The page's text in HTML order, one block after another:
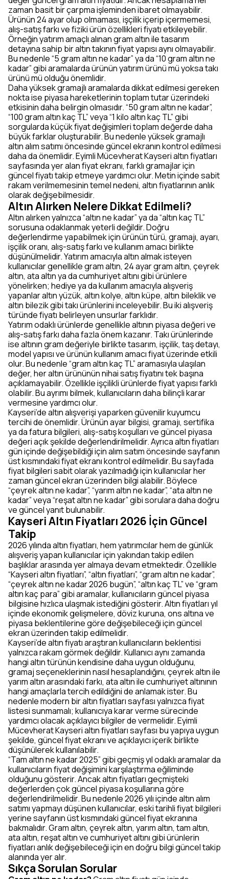
zaman basit bir çarpma işleminden ibaret olmayabilir.
Ürünün 24 ayar olup olmaması, işçilik içerip içermemesi,
alış-satış farkı ve fiziki ürün özellikleri fiyatı etkileyebilir.
Örneğin yatırım amaçlı alınan gram altın ile tasarım
detayına sahip bir altın takının fiyat yapısı aynı olmayabilir.
Bu nedenle “5 gram altın ne kadar” ya da “10 gram altın ne
kadar” gibi aramalarda ürünün yatırım ürünü mü yoksa takı
ürünü mü olduğu önemlidir.
Daha yüksek gramajlı aramalarda dikkat edilmesi gereken
nokta ise piyasa hareketlerinin toplam tutar üzerindeki
etkisinin daha belirgin olmasıdır. “50 gram altın ne kadar”,
“100 gram altın kaç TL” veya “1 kilo altın kaç TL” gibi
sorgularda küçük fiyat değişimleri toplam değerde daha
büyük farklar oluşturabilir. Bu nedenle yüksek gramajlı
altın alım satımı öncesinde güncel ekranın kontrol edilmesi
daha da önemlidir. Eyimli Mücevherat Kayseri altın fiyatları
sayfasında yer alan fiyat ekranı, farklı gramajlar için
güncel fiyatı takip etmeye yardımcı olur. Metin içinde sabit
rakam verilmemesinin temel nedeni, altın fiyatlarının anlık
olarak değişebilmesidir.
Altın Alırken Nelere Dikkat Edilmeli?
Altın alırken yalnızca “altın ne kadar” ya da “altın kaç TL”
sorusuna odaklanmak yeterli değildir. Doğru
değerlendirme yapabilmek için ürünün türü, gramajı, ayarı,
işçilik oranı, alış-satış farkı ve kullanım amacı birlikte
düşünülmelidir. Yatırım amacıyla altın almak isteyen
kullanıcılar genellikle gram altın, 24 ayar gram altın, çeyrek
altın, ata altın ya da cumhuriyet altını gibi ürünlere
yönelirken; hediye ya da kullanım amacıyla alışveriş
yapanlar altın yüzük, altın kolye, altın küpe, altın bileklik ve
altın bilezik gibi takı ürünlerini inceleyebilir. Bu iki alışveriş
türünde fiyatı belirleyen unsurlar farklıdır.
Yatırım odaklı ürünlerde genellikle altının piyasa değeri ve
alış-satış farkı daha fazla önem kazanır. Takı ürünlerinde
ise altının gram değeriyle birlikte tasarım, işçilik, taş detayı,
model yapısı ve ürünün kullanım amacı fiyat üzerinde etkili
olur. Bu nedenle “gram altın kaç TL” aramasıyla ulaşılan
değer, her altın ürününün nihai satış fiyatını tek başına
açıklamayabilir. Özellikle işçilikli ürünlerde fiyat yapısı farklı
olabilir. Bu ayrımı bilmek, kullanıcıların daha bilinçli karar
vermesine yardımcı olur.
Kayseri’de altın alışverişi yaparken güvenilir kuyumcu
tercihi de önemlidir. Ürünün ayar bilgisi, gramajı, sertifika
ya da fatura bilgileri, alış-satış koşulları ve güncel piyasa
değeri açık şekilde değerlendirilmelidir. Ayrıca altın fiyatları
gün içinde değişebildiği için alım satım öncesinde sayfanın
üst kısmındaki fiyat ekranı kontrol edilmelidir. Bu sayfada
fiyat bilgileri sabit olarak yazılmadığı için kullanıcılar her
zaman güncel ekran üzerinden bilgi alabilir. Böylece
“çeyrek altın ne kadar”, “yarım altın ne kadar”, “ata altın ne
kadar” veya “reşat altın ne kadar” gibi sorulara daha doğru
ve güncel yanıt bulunabilir.
Kayseri Altın Fiyatları 2026 İçin Güncel
Takip
2026 yılında altın fiyatları, hem yatırımcılar hem de günlük
alışveriş yapan kullanıcılar için yakından takip edilen
başlıklar arasında yer almaya devam etmektedir. Özellikle
“Kayseri altın fiyatları”, “altın fiyatları”, “gram altın ne kadar”,
“çeyrek altın ne kadar 2026 bugün”, “altın kaç TL” ve “gram
altın kaç para” gibi aramalar, kullanıcıların güncel piyasa
bilgisine hızlıca ulaşmak istediğini gösterir. Altın fiyatları yıl
içinde ekonomik gelişmelere, döviz kuruna, ons altına ve
piyasa beklentilerine göre değişebileceği için güncel
ekran üzerinden takip edilmelidir.
Kayseri’de altın fiyatı araştıran kullanıcıların beklentisi
yalnızca rakam görmek değildir. Kullanıcı aynı zamanda
hangi altın türünün kendisine daha uygun olduğunu,
gramaj seçeneklerinin nasıl hesaplandığını, çeyrek altın ile
yarım altın arasındaki farkı, ata altın ile cumhuriyet altınının
hangi amaçlarla tercih edildiğini de anlamak ister. Bu
nedenle modern bir altın fiyatları sayfası yalnızca fiyat
listesi sunmamalı; kullanıcıya karar verme sürecinde
yardımcı olacak açıklayıcı bilgiler de vermelidir. Eyimli
Mücevherat Kayseri altın fiyatları sayfası bu yapıya uygun
şekilde, güncel fiyat ekranı ve açıklayıcı içerik birlikte
düşünülerek kullanılabilir.
“Tam altın ne kadar 2025” gibi geçmiş yıl odaklı aramalar da
kullanıcıların fiyat değişimini karşılaştırma eğiliminde
olduğunu gösterir. Ancak altın fiyatları geçmişteki
değerlerden çok güncel piyasa koşullarına göre
değerlendirilmelidir. Bu nedenle 2026 yılı içinde altın alım
satımı yapmayı düşünen kullanıcılar, eski tarihli fiyat bilgileri
yerine sayfanın üst kısmındaki güncel fiyat ekranına
bakmalıdır. Gram altın, çeyrek altın, yarım altın, tam altın,
ata altın, reşat altın ve cumhuriyet altını gibi ürünlerin
fiyatları anlık değişebileceği için en doğru bilgi güncel takip
alanında yer alır.
Sıkça Sorulan Sorular